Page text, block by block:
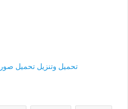
تحميل وتنزيل تحميل